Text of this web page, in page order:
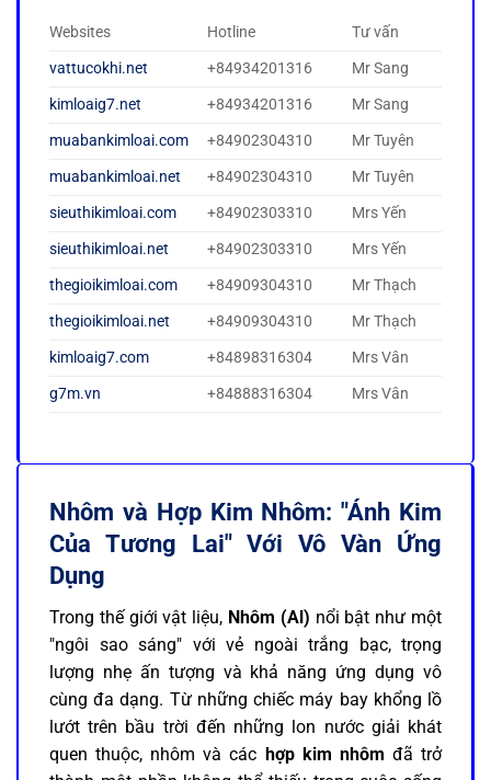
Websites Hotline
Tư vấn
vattucokhi.net
+84934201316
Mr Sang
kimloaig7.net
+84934201316
Mr Sang
muabankimloai.com
+84902304310
Mr Tuyên
muabankimloai.net
+84902304310
Mr Tuyên
sieuthikimloai.com
+84902303310
Mrs Yến
sieuthikimloai.net
+84902303310
Mrs Yến
thegioikimloai.com
+84909304310
Mr Thạch
thegioikimloai.net
+84909304310
Mr Thạch
kimloaig7.com
+84898316304
Mrs Vân
g7m.vn
+84888316304 Mrs Vân
Nhôm và Hợp Kim Nhôm: "Ánh Kim
Của Tương Lai" Với Vô Vàn Ứng
Dụng
Trong thế giới vật liệu, Nhôm (Al) nổi bật như một
"ngôi sao sáng" với vẻ ngoài trắng bạc, trọng
lượng nhẹ ấn tượng và khả năng ứng dụng vô
cùng đa dạng. Từ những chiếc máy bay khổng lồ
lướt trên bầu trời đến những lon nước giải khát
quen thuộc, nhôm và các hợp kim nhôm đã trở